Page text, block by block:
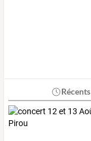
Récents